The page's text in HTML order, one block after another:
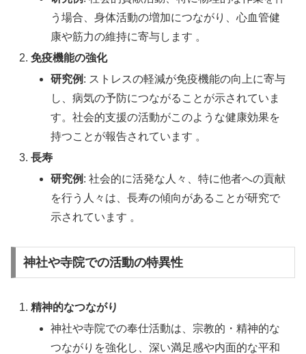
う場合、身体活動の増加につながり、心血管健
康や筋力の維持に寄与します 。
免疫機能の強化
研究例 : ストレスの軽減が免疫機能の向上に寄与
し、病気の予防につながることが示されていま
す。社会的支援の活動がこのような健康効果を
持つことが報告されています 。
長寿
研究例 : 社会的に活発な人々、特に他者への貢献
を行う人々は、長寿の傾向があることが研究で
示されています 。
神社や寺院での活動の特異性
精神的なつながり
神社や寺院での奉仕活動は、宗教的・精神的な
つながりを強化し、深い満足感や内面的な平和